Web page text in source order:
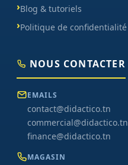
Blog & tutoriels
Politique de confidentialité
NOUS CONTACTER
EMAILS
contact@didactico.tn
commercial@didactico.tn
finance@didactico.tn
MAGASIN